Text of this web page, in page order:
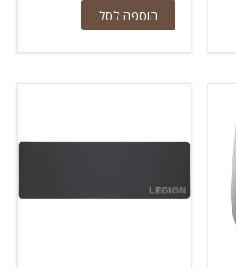
הוספה לסל